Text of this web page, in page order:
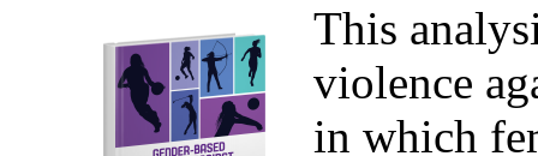
This
violence
in which